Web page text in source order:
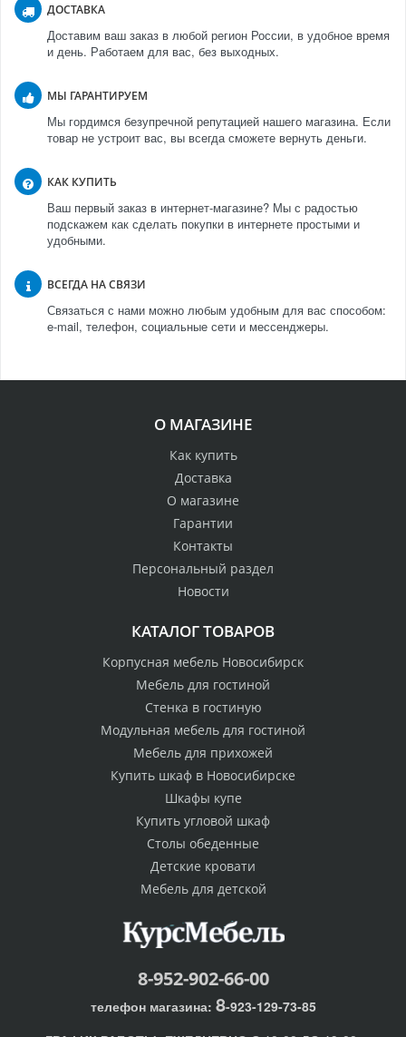
ДОСТАВКА
Доставим ваш заказ в любой регион России, в удобное время
и день. Работаем для вас, без выходных.
МЫ ГАРАНТИРУЕМ
Мы гордимся безупречной репутацией нашего магазина. Если
товар не устроит вас, вы всегда сможете вернуть деньги.
КАК КУПИТЬ
Ваш первый заказ в интернет-магазине? Мы с радостью
подскажем как сделать покупки в интернете простыми и
удобными.
ВСЕГДА НА СВЯЗИ
Связаться с нами можно любым удобным для вас способом:
e-mail, телефон, социальные сети и мессенджеры.
О МАГАЗИНЕ
Как купить
Доставка
О магазине
Гарантии
Контакты
Персональный раздел
Новости
КАТАЛОГ ТОВАРОВ
Корпусная мебель Новосибирск
Мебель для гостиной
Стенка в гостиную
Модульная мебель для гостиной
Мебель для прихожей
Купить шкаф в Новосибирске
Шкафы купе
Купить угловой шкаф
Столы обеденные
Детские кровати
Мебель для детской
8-952-902-66-00
телефон магазина: 8-923-129-73-85